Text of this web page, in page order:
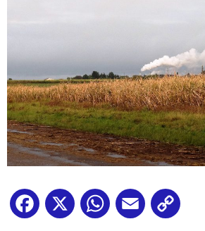
Facebook
X WhatsApp
Email